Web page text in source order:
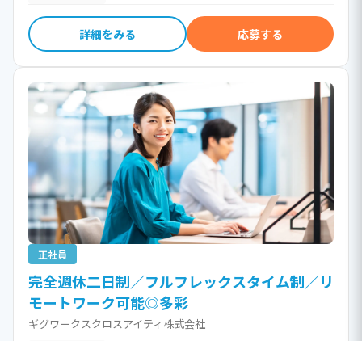
詳細をみる 応募する
正社員
完全週休二日制／フルフレックスタイム制／リ
モートワーク可能◎多彩
ギグワークスクロスアイティ株式会社